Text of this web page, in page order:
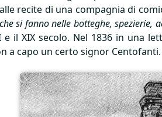
recite di una compagnia di
si fanno nelle botteghe,
e ilXIX secolo. Nel 1836 in una
a capo un certo signor Centofanti.